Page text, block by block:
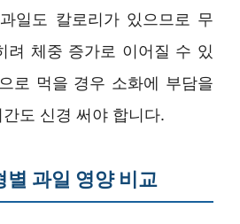
일도 칼로리가 있으므로 무
려 체중 증가로 이어질 수 있
로 먹을 경우 소화에 부담을
도 신경 써야 합니다.
별 과일 영양 비교